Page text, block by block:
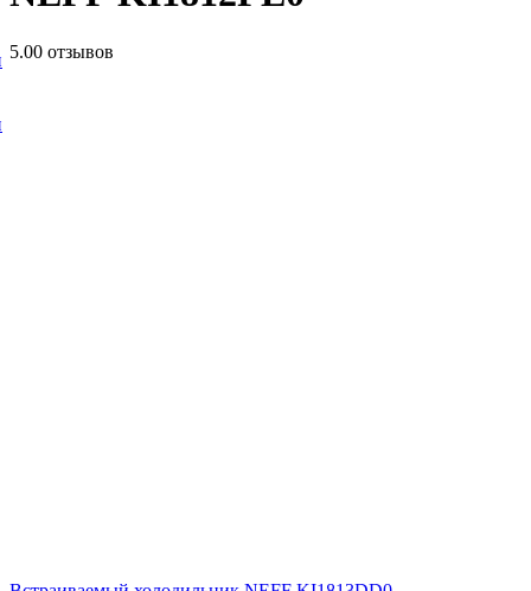
5.00 отзывов